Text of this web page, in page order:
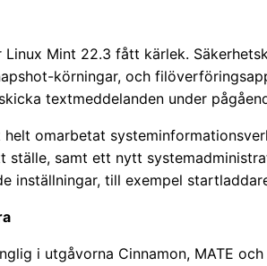
Linux Mint 22.3 fått kärlek.
körningar, och
textmeddelanden under
omarbetat
ställe, samt ett nytt
inställningar, till exempel
i utgåvorna Cinnamon, MATE